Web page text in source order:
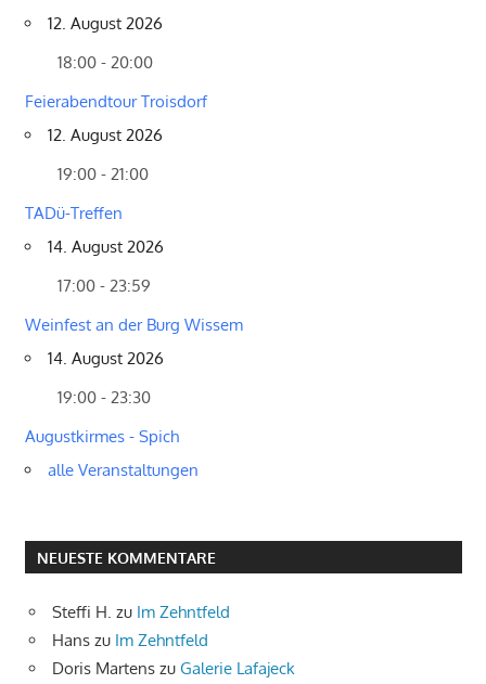
12. August 2026
18:00 - 20:00
Feierabendtour Troisdorf
12. August 2026
19:00 - 21:00
TADü-Treffen
14. August 2026
17:00 - 23:59
Weinfest an der Burg Wissem
14. August 2026
19:00 - 23:30
Augustkirmes - Spich
alle Veranstaltungen
NEUESTE KOMMENTARE
Steffi H. zu Im Zehntfeld
Hans zu Im Zehntfeld
Doris Martens zu Galerie Lafajeck